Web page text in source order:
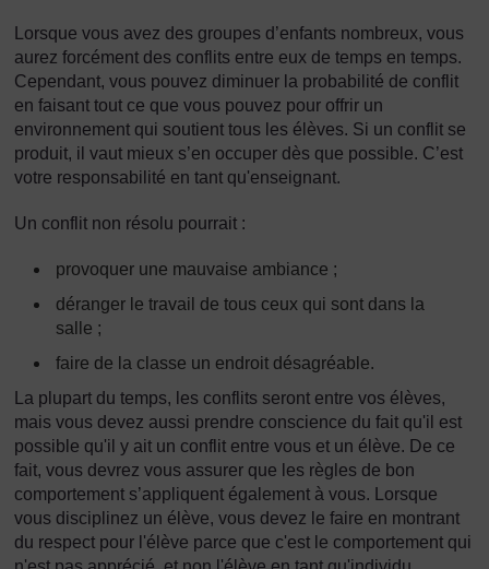
Lorsque vous avez des groupes d’enfants nombreux, vous
aurez forcément des conflits entre eux de temps en temps.
Cependant, vous pouvez diminuer la probabilité de conflit
en faisant tout ce que vous pouvez pour offrir un
environnement qui soutient tous les élèves. Si un conflit se
produit, il vaut mieux s’en occuper dès que possible. C’est
votre responsabilité en tant qu'enseignant.
Un conflit non résolu pourrait :
provoquer une mauvaise ambiance ;
déranger le travail de tous ceux qui sont dans la
salle ;
faire de la classe un endroit désagréable.
La plupart du temps, les conflits seront entre vos élèves,
mais vous devez aussi prendre conscience du fait qu'il est
possible qu'il y ait un conflit entre vous et un élève. De ce
fait, vous devrez vous assurer que les règles de bon
comportement s’appliquent également à vous. Lorsque
vous disciplinez un élève, vous devez le faire en montrant
du respect pour l'élève parce que c'est le comportement qui